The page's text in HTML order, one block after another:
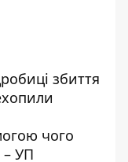
збиття
чого
– УП